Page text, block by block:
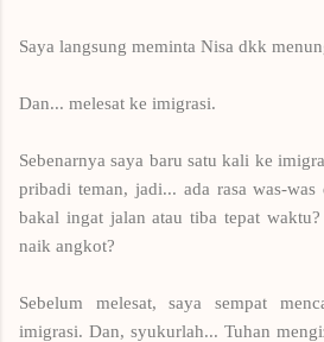
Saya langsung meminta Nisa dkk
Dan... melesat ke imigrasi.
Sebenarnya saya baru satu kali ke
pribadi teman, jadi... ada rasa was-
bakal ingat jalan atau tiba tepat waktu?
naik angkot?
Sebelum melesat, saya sempat
imigrasi. Dan, syukurlah... Tuhan